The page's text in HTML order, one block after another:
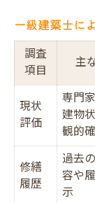
一級建築士に
調査
項目
主
現状
評価
専門
建物
観的
修繕
履歴
過去
容や
示